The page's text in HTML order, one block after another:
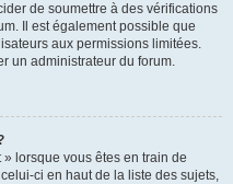
de soumettre à des vérifications
Il est également possible que
aux permissions limitées.
un administrateur du forum.
lorsque vous êtes en train de
ci en haut de la liste des sujets,